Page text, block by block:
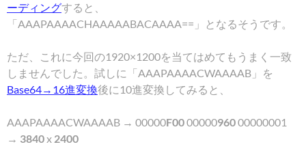
ーディングすると、
「AAAPAAAACHAAAAABACAAAA==」となるそうです。
ただ、これに今回の1920×1200を当てはめてもうまく一致
しませんでした。試しに「AAAPAAAACWAAAAB」を
Base64→16進変換後に10進変換してみると、
AAAPAAAACWAAAAB → 00000F000000096000000001
→ 3840x 2400